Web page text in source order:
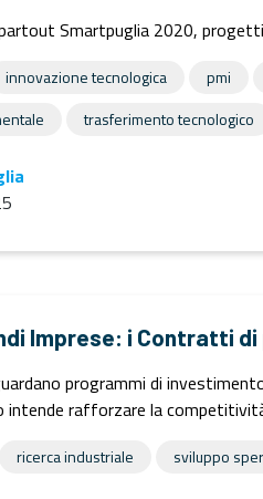
Smartpuglia 2020,
innovazione tecnologica pmi
trasferimento tecnologico
Imprese: i Contratti
programmi di
rafforzare la
ricerca industriale sviluppo